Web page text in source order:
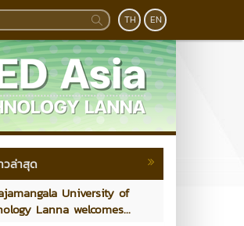
TH EN
วล่าสุด
University of
Lanna welcomes...